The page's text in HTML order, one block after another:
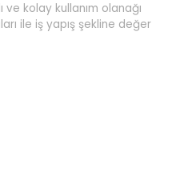
ve kolay kullanım olanağı
ile iş yapış şekline değer